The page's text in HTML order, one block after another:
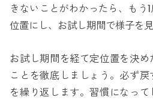
きないことがわかったら、もう
位置にし、お試し期間で様子を見
お試し期間を経て定位置を決
ことを徹底しましょう。必ず
を繰り返します。習慣になっ